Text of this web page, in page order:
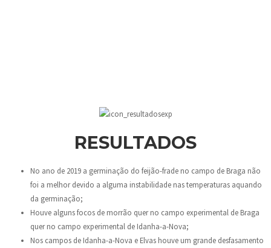
RESULTADOS
No ano de 2019 a germinação do feijão-frade no campo de Braga não
foi a melhor devido a alguma instabilidade nas temperaturas aquando
da germinação;
Houve alguns focos de morrão quer no campo experimental de Braga
quer no campo experimental de Idanha-a-Nova;
Nos campos de Idanha-a-Nova e Elvas houve um grande desfasamento